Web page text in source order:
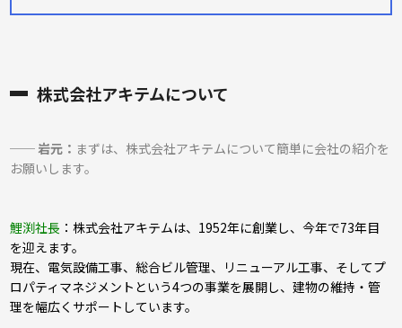
株式会社アキテムについて
── 岩元： まずは、株式会社アキテムについて簡単に会社の紹介を
お願いします。
鯉渕社長 ：株式会社アキテムは、1952年に創業し、今年で73年目
を迎えます。
現在、電気設備工事、総合ビル管理、リニューアル工事、そしてプ
ロパティマネジメントという4つの事業を展開し、建物の維持・管
理を幅広くサポートしています。